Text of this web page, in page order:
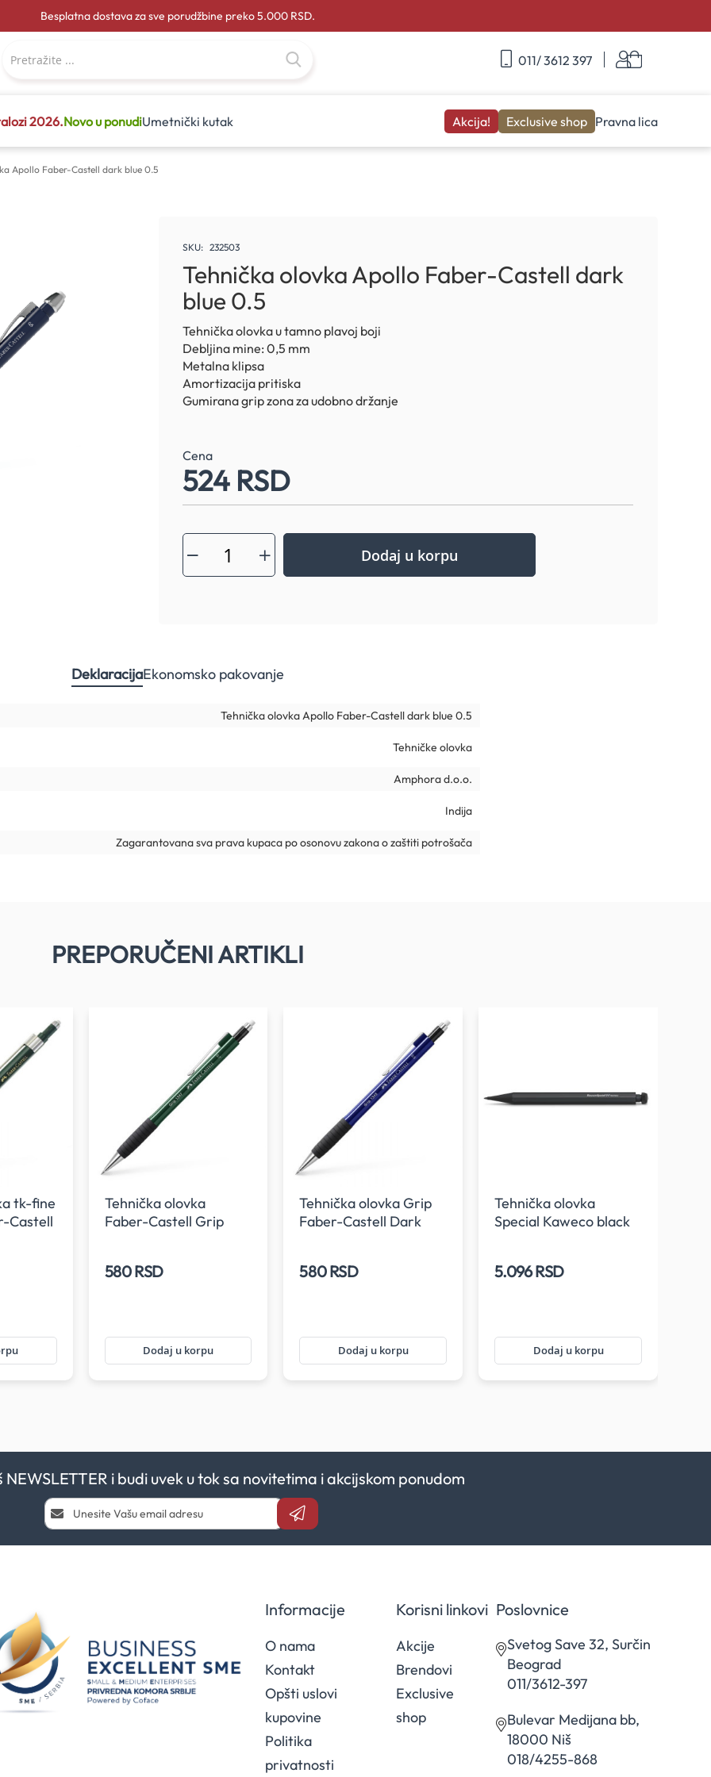
Besplatna dostava za sve porudžbine preko 5.000 RSD.
011/ 3612 397 Korpa
2026.Novo u ponudiUmetnički kutak Akcija! Exclusive shop Pravna lica
Apollo Faber-Castell dark blue 0.5
Tehnička olovka Apollo Faber-Castell dark
blue 0.5
SKU 232503
Tehnička olovka u tamno plavoj boji
Debljina mine: 0,5 mm
Metalna klipsa
Amortizacija pritiska
Gumirana grip zona za udobno držanje
Cena
524 RSD
Dodaj u korpu
DeklaracijaEkonomsko pakovanje
Tehnička olovka Apollo Faber-Castell dark blue 0.5
Tehničke olovka
Amphora d.o.o.
Indija
Zagarantovana sva prava kupaca po osonovu zakona o zaštiti potrošača
PREPORUČENI ARTIKLI
tk-fine
Castell
Tehnička olovka
Faber-Castell Grip
580 RSD
Dodaj u korpu
Tehnička olovka Grip
Faber-Castell Dark
580 RSD
Dodaj u korpu
Tehnička olovka
Special Kaweco black
5.096 RSD
Dodaj u korpu
NEWSLETTER i budi uvek u tok sa novitetima i akcijskom ponudom
Prijavi
se
Informacije
O nama
Kontakt
Opšti uslovi
kupovine
Politika
privatnosti
Korisni linkovi
Akcije
Brendovi
Exclusive
shop
Poslovnice
Svetog Save 32, Surčin
Beograd
011/3612-397
Bulevar Medijana bb,
18000 Niš
018/4255-868